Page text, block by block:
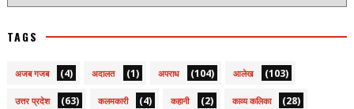
TAGS
अजब गजब (4) अदालत (1) अपराध (104) आलेख (103)
उत्तर प्रदेश (63) कलमकारी (4) कहानी (2) काव्य कलिका (28)